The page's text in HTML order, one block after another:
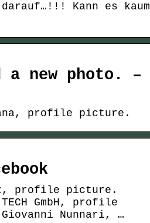
Kann es kaum
a new photo. –
profile picture.
profile picture.
GmbH, profile
Giovanni Nunnari, …